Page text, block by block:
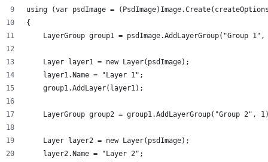
using (var psdImage =
{
LayerGroup group1 = psdImage.AddLayerGroup("Group 1",
    Layer layer1 = new Layer(psdImage);
    layer1.Name = "Layer 1";
    group1.AddLayer(layer1);
LayerGroup group2 = group1.AddLayerGroup("Group 2",
    Layer layer2 = new Layer(psdImage);
    layer2.Name = "Layer 2";